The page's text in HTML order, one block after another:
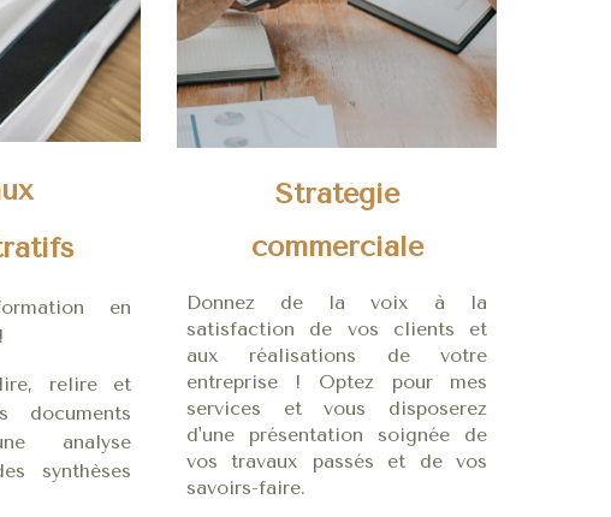
en
relire et
documents
analyse
synthèses
Stratégie
commerciale
Donnez de la voix à la
satisfaction de vos clients et
aux réalisations de votre
entreprise ! Optez pour mes
services et vous disposerez
d'une présentation soignée de
vos travaux passés et de vos
savoirs-faire.